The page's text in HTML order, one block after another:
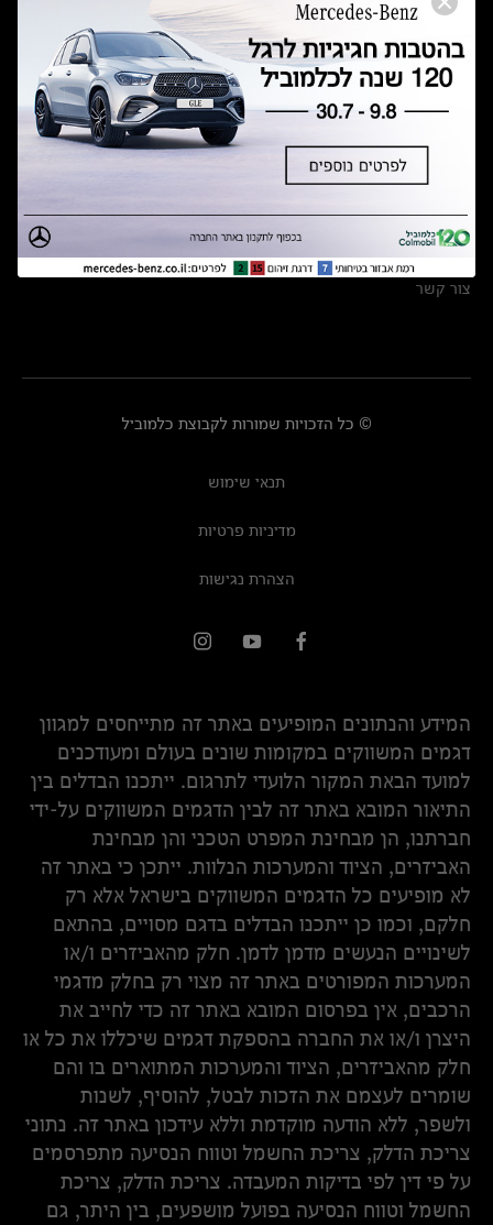
תקנון ימי מכירות 120 לכלמוביל
מצאו אותנו
אולמות תצוגה
מרכזי שירות
צור קשר
© כל הזכויות שמורות לקבוצת כלמוביל
תנאי שימוש
מדיניות פרטיות
הצהרת נגישות
המידע והנתונים המופיעים באתר זה מתייחסים למגוון
דגמים המשווקים במקומות שונים בעולם ומעודכנים
למועד הבאת המקור הלועדי לתרגום. ייתכנו הבדלים בין
התיאור המובא באתר זה לבין הדגמים המשווקים על-ידי
חברתנו, הן מבחינת המפרט הטכני והן מבחינת
האביזרים, הציוד והמערכות הנלוות. ייתכן כי באתר זה
לא מופיעים כל הדגמים המשווקים בישראל אלא רק
חלקם, וכמו כן ייתכנו הבדלים בדגם מסויים, בהתאם
לשינויים הנעשים מדמן לדמן. חלק מהאביזרים ו/או
המערכות המפורטים באתר זה מצוי רק בחלק מדגמי
הרכבים, אין בפרסום המובא באתר זה כדי לחייב את
היצרן ו/או את החברה בהספקת דגמים שיכללו את כל או
חלק מהאביזרים, הציוד והמערכות המתוארים בו והם
שומרים לעצמם את הזכות לבטל, להוסיף, לשנות
ולשפר, ללא הודעה מוקדמת וללא עידכון באתר זה. נתוני
צריכת הדלק, צריכת החשמל וטווח הנסיעה מתפרסמים
על פי דין לפי בדיקות המעבדה. צריכת הדלק, צריכת
החשמל וטווח הנסיעה בפועל מושפעים, בין היתר, גם